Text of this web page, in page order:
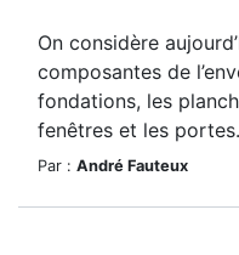
On considère
composantes de
fondations, les
fenêtres et les portes.
Par : André Fauteux